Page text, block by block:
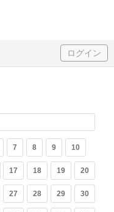
ログイン
7 8 9 10
17 18 19 20
27 28 29 30